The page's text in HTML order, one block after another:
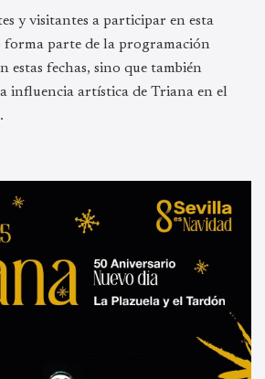
y visitantes a participar en esta
forma parte de la programación
estas fechas, sino que también
influencia artística de Triana en el